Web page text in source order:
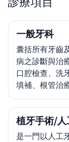
一般牙科
囊括所有牙齒
病之診斷與治
口腔檢查、洗
填補、根管治
植牙手術/人
是一門以人工